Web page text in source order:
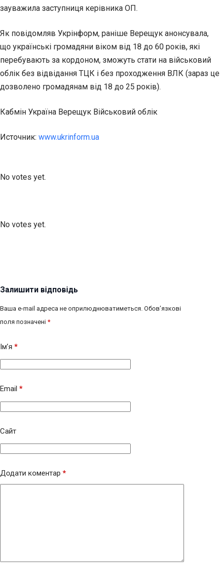
зауважила заступниця керівника ОП.
Як повідомляв Укрінформ, раніше Верещук анонсувала,
що українські громадяни віком від 18 до 60 років, які
перебувають за кордоном, зможуть стати на військовий
облік без відвідання ТЦК і без проходження ВЛК (зараз це
дозволено громадянам від 18 до 25 років).
Кабмін Україна Верещук Військовий облік
Источник: www.ukrinform.ua
No votes yet.
No votes yet.
Залишити відповідь
Ваша e-mail адреса не оприлюднюватиметься. Обов’язкові
поля позначені *
Ім’я *
Email *
Сайт
Додати коментар *